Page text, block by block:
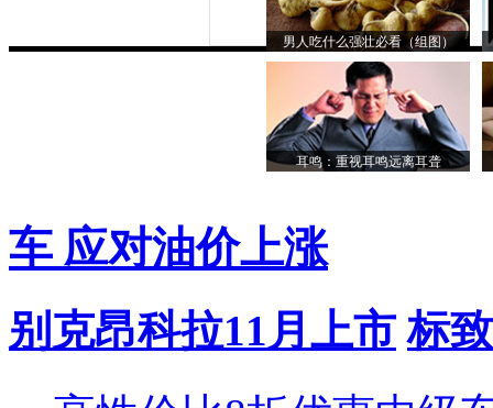
男人吃什么强壮必看（组图）
耳鸣：重视耳鸣远离耳聋
车 应对油价上涨
别克昂科拉11月上市 标